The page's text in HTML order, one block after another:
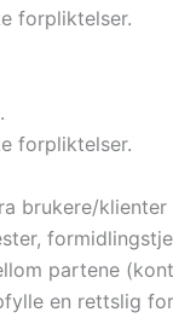
forpliktelser.
forpliktelser.
brukere/
partene
en rettslig